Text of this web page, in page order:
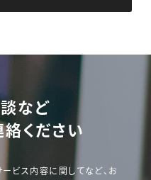
など
ください
ビス内容に関してなど、 お